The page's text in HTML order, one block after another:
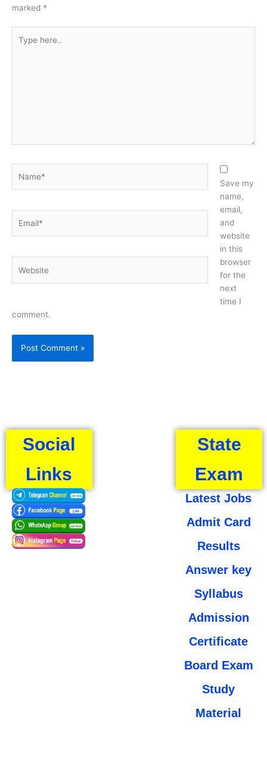
marked *
here..
Save my
name,
email,
and
website
in this
browser
for the
next
time I
comment.
Social
Links
State
Exam
Latest Jobs
Admit Card
Results
Answer key
Syllabus
Admission
Certificate
Board Exam
Study
Material